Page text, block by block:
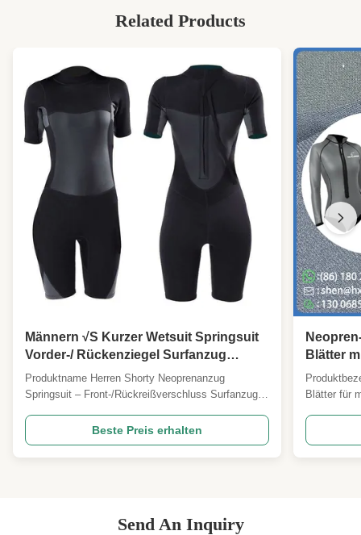
Related Products
Männern √S Kurzer Wetsuit Springsuit
Vorder-/ Rückenziegel Surfanzug
Neopren Einstück für das Surfen
Schnorcheln SUP
Produktname Herren Shorty Neoprenanzug
Springsuit – Front-/Rückreißverschluss Surfanzug |
Hot SEO Keywords Herren Surfanzug, Shorty
Neoprenanzug, Kurzarm Neoprenanzug,
Front-/Rückreißverschluss, Springsuit, 3 mm
Beste Preis erhalten
Blätter
für
Blätter für
Send An Inquiry